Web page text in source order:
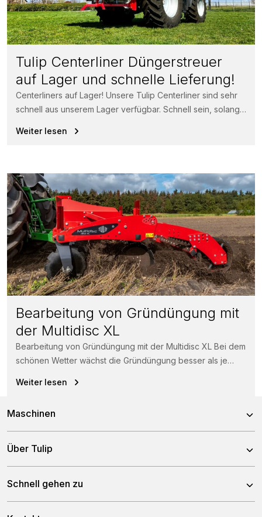
Tulip Centerliner Düngerstreuer
auf Lager und schnelle Lieferung!
Centerliners auf Lager! Unsere Tulip Centerliner sind sehr
schnell aus unserem Lager verfügbar. Schnell sein, solange
Weiter lesen
Bearbeitung von Gründüngung mit
der Multidisc XL
Bearbeitung von Gründüngung mit der Multidisc XL Bei dem
schönen Wetter wächst die Gründüngung besser als je
Weiter lesen
Maschinen
Kreiseleggen
Zinkeneggen
Grubber
Über Tulip
Schnell gehen zu